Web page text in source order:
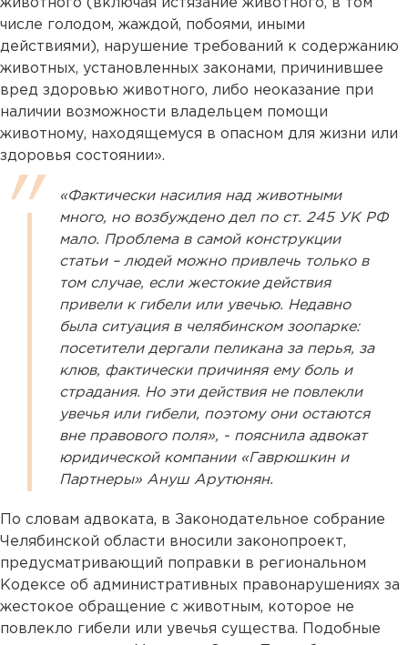
животного (включая истязание животного, в том
числе голодом, жаждой, побоями, иными
действиями), нарушение требований к содержанию
животных, установленных законами, причинившее
вред здоровью животного, либо неоказание при
наличии возможности владельцем помощи
животному, находящемуся в опасном для жизни или
здоровья состоянии».
«Фактически насилия над животными
много, но возбуждено дел по ст. 245 УК РФ
мало. Проблема в самой конструкции
статьи – людей можно привлечь только в
том случае, если жестокие действия
привели к гибели или увечью. Недавно
была ситуация в челябинском зоопарке:
посетители дергали пеликана за перья, за
клюв, фактически причиняя ему боль и
страдания. Но эти действия не повлекли
увечья или гибели, поэтому они остаются
вне правового поля», - пояснила адвокат
юридической компании «Гаврюшкин и
Партнеры» Ануш Арутюнян.
По словам адвоката, в Законодательное собрание
Челябинской области вносили законопроект,
предусматривающий поправки в региональном
Кодексе об административных правонарушениях за
жестокое обращение с животным, которое не
повлекло гибели или увечья существа. Подобные